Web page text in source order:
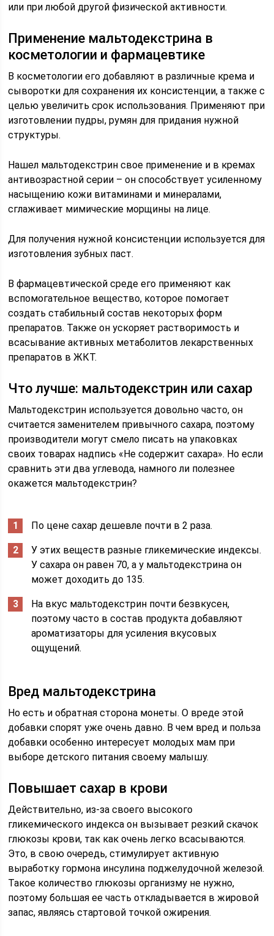
или при любой другой физической активности.
Применение мальтодекстрина в
косметологии и фармацевтике
В косметологии его добавляют в различные крема и
сыворотки для сохранения их консистенции, а также с
целью увеличить срок использования. Применяют при
изготовлении пудры, румян для придания нужной
структуры.
Нашел мальтодекстрин свое применение и в кремах
антивозрастной серии – он способствует усиленному
насыщению кожи витаминами и минералами,
сглаживает мимические морщины на лице.
Для получения нужной консистенции используется для
изготовления зубных паст.
В фармацевтической среде его применяют как
вспомогательное вещество, которое помогает
создать стабильный состав некоторых форм
препаратов. Также он ускоряет растворимость и
всасывание активных метаболитов лекарственных
препаратов в ЖКТ.
Что лучше: мальтодекстрин или сахар
Мальтодекстрин используется довольно часто, он
считается заменителем привычного сахара, поэтому
производители могут смело писать на упаковках
своих товарах надпись «Не содержит сахара». Но если
сравнить эти два углевода, намного ли полезнее
окажется мальтодекстрин?
По цене сахар дешевле почти в 2 раза.
У этих веществ разные гликемические индексы.
У сахара он равен 70, а у мальтодекстрина он
может доходить до 135.
На вкус мальтодекстрин почти безвкусен,
поэтому часто в состав продукта добавляют
ароматизаторы для усиления вкусовых
ощущений.
Вред мальтодекстрина
Но есть и обратная сторона монеты. О вреде этой
добавки спорят уже очень давно. В чем вред и польза
добавки особенно интересует молодых мам при
выборе детского питания своему малышу.
Повышает сахар в крови
Действительно, из-за своего высокого
гликемического индекса он вызывает резкий скачок
глюкозы крови, так как очень легко всасываются.
Это, в свою очередь, стимулирует активную
выработку гормона инсулина поджелудочной железой.
Такое количество глюкозы организму не нужно,
поэтому большая ее часть откладывается в жировой
запас, являясь стартовой точкой ожирения.